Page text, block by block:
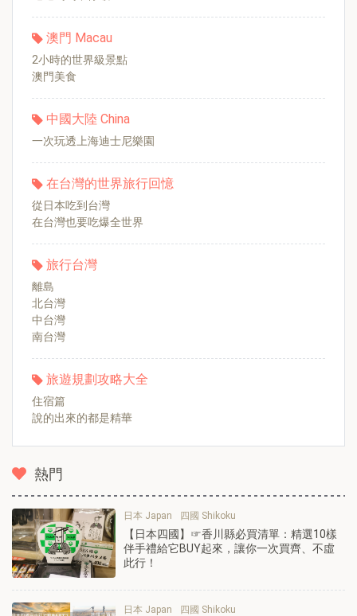
澳門 Macau
2小時的世界級景點
澳門美食
中國大陸 China
一次玩透上海迪士尼樂園
在台灣的世界旅行回憶
從日本吃到台灣
在台灣也要吃爆全世界
旅行台灣
離島
北台灣
中台灣
南台灣
旅遊規劃攻略大全
住宿篇
說的出來的都是精華
熱門
日本 Japan 四國 Shikoku
【日本四國】☞香川縣必買清單：精選10樣
伴手禮給它BUY起來，讓你一次買齊、不虛
此行！
日本 Japan 四國 Shikoku